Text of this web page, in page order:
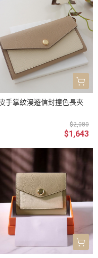
手掌紋漫遊信封撞色長夾
$2,080
$1,643